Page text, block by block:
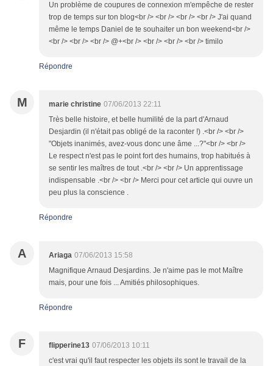
Un problème de coupures de connexion m'empêche de rester
trop de temps sur ton blog<br /> <br /> <br /> <br /> J'ai quand
même le temps Daniel de te souhaiter un bon weekend<br />
<br /> <br /> <br /> @+<br /> <br /> <br /> <br /> timilo
Répondre
M marie christine 07/06/2013 22:11
Très belle histoire, et belle humilité de la part d'Arnaud
Desjardin (il n'était pas obligé de la raconter !) .<br /> <br />
"Objets inanimés, avez-vous donc une âme ...?"<br /> <br />
Le respect n'est pas le point fort des humains, trop habitués à
se sentir les maîtres de tout .<br /> <br /> Un apprentissage
indispensable .<br /> <br /> Merci pour cet article qui ouvre un
peu plus la conscience .
Répondre
A Ariaga 07/06/2013 15:58
Magnifique Arnaud Desjardins. Je n'aime pas le mot Maître
mais, pour une fois ... Amitiés philosophiques.
Répondre
F flipperine13 07/06/2013 10:11
c'est vrai qu'il faut respecter les objets ils sont le travail de la